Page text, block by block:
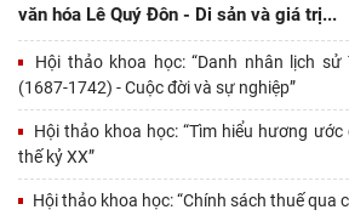
văn hóa Lê Quý Đôn - Di sản và giá trị...
(1687-1742) - Cuộc đời và sự nghiệp”
thế kỷ XX”
Hội thảo khoa học: “Chính sách thuế qua